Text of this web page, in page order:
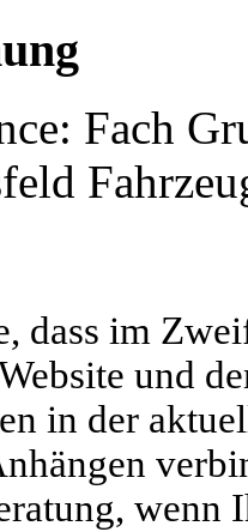
Fach
dass im
und
in der